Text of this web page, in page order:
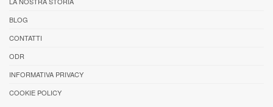
BLOG
CONTATTI
ODR
INFORMATIVA PRIVACY
COOKIE POLICY